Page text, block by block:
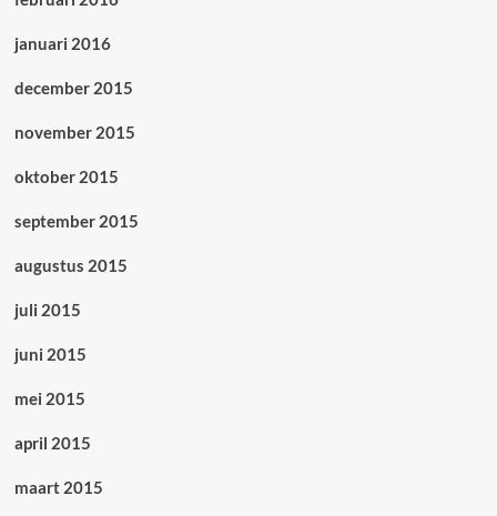
januari 2016
december 2015
november 2015
oktober 2015
september 2015
augustus 2015
juli 2015
juni 2015
mei 2015
april 2015
maart 2015